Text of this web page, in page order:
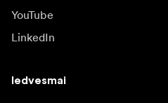
YouTube
LinkedIn
Iedvesmai